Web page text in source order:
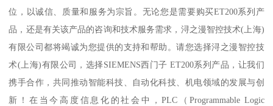
位，以诚信、质量和服务为宗旨。无论您是需要购买ET200系列产
品，还是有关该产品的咨询和技术服务需求，浔之漫智控技术(上海)
有限公司都将竭诚为您提供的支持和帮助。请您选择浔之漫智控技
术(上海)有限公司，选择SIEMENS西门子 ET200系列产品，让我们
携手合作，共同推动智能科技、自动化科技、机电领域的发展与创
新！在当今高度信息化的社会中，PLC（Programmable Logic